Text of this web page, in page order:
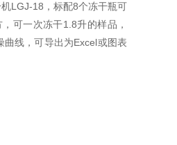
LGJ-18，标配8个冻干瓶可
可一次冻干1.8升的样品，
线，可导出为Excel或图表
工作时间、冷凝器温度、